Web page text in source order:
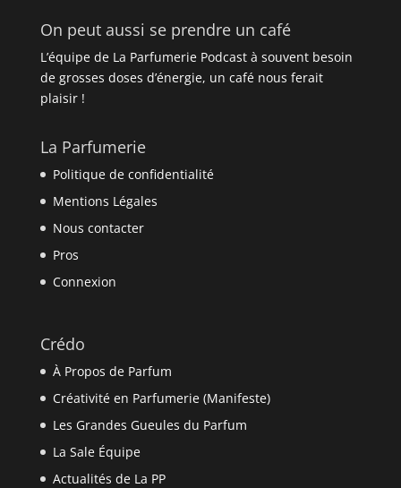
On peut aussi se prendre un café
L’équipe de La Parfumerie Podcast à souvent besoin
de grosses doses d’énergie, un café nous ferait
plaisir !
La Parfumerie
Politique de confidentialité
Mentions Légales
Nous contacter
Pros
Connexion
Crédo
À Propos de Parfum
Créativité en Parfumerie (Manifeste)
Les Grandes Gueules du Parfum
La Sale Équipe
Actualités de La PP